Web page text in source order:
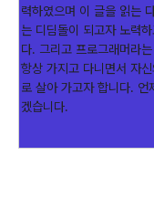
력하였으며 이 글을 읽는
는 디딤돌이 되고자 노력
다. 그리고 프로그래머라
항상 가지고 다니면서 자
로 살아 가고자 합니다. 언
겠습니다.